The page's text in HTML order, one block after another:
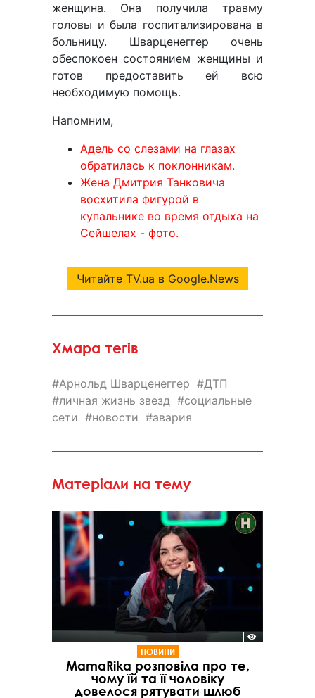
женщина. Она получила травму
головы и была госпитализирована в
больницу. Шварценеггер очень
обеспокоен состоянием женщины и
готов предоставить ей всю
необходимую помощь.
Напомним,
Адель со слезами на глазах
обратилась к поклонникам.
Жена Дмитрия Танковича
восхитила фигурой в
купальнике во время отдыха на
Сейшелах - фото.
Читайте TV.ua в Google.News
Хмара тегів
Арнольд Шварценеггер
ДТП
личная жизнь звезд
социальные
сети
новости авария
Матеріали на тему
НОВИНИ
MamaRika розповіла про те,
чому їй та її чоловіку
довелося рятувати шлюб